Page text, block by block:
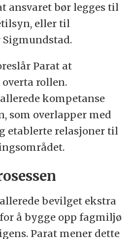
ansvaret bør legges til
eller til
Parat at
rollen.
kompetanse
som overlapper med
etablerte relasjoner til
bevilget ekstra
å bygge opp fagmiljø
Parat mener dette